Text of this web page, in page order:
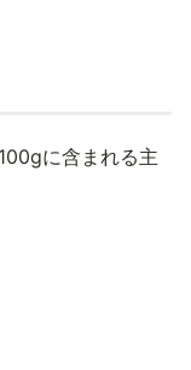
に含まれる主